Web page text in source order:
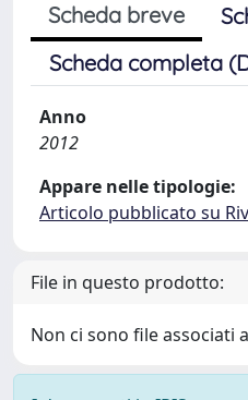
Scheda breve
Scheda completa
Anno
2012
Appare nelle tipologie:
Articolo pubblicato su
File in questo prodotto:
Non ci sono file associati